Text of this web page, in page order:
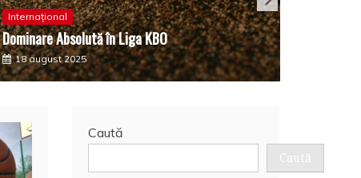
Internațional
Dominare Absolută în Liga KBO
18 august 2025
Caută
Caută